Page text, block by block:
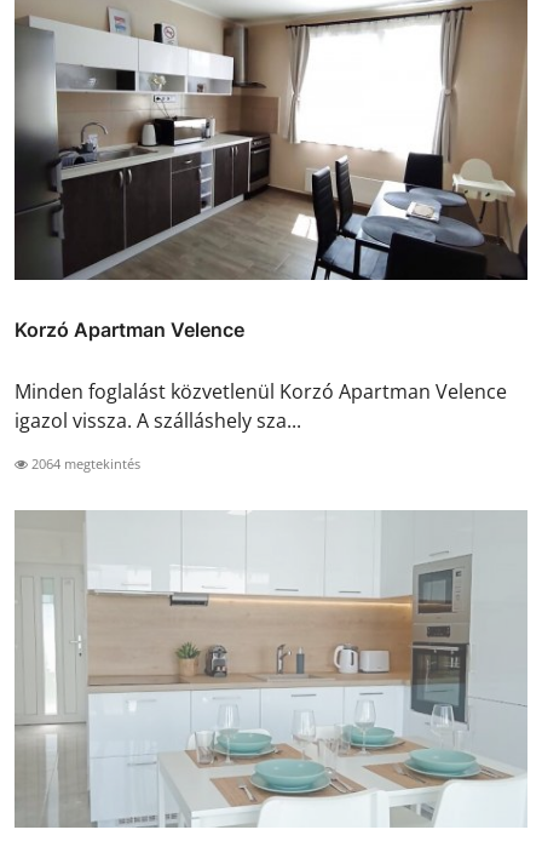
Korzó Apartman Velence
Minden foglalást közvetlenül Korzó Apartman Velence
igazol vissza. A szálláshely sza...
2064 megtekintés